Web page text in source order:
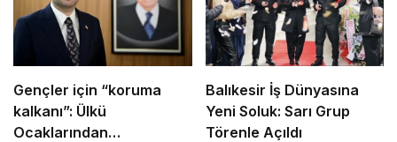
Gençler için “koruma
kalkanı”: Ülkü
Ocaklarından
Balıkesir İş Dünyasına
Yeni Soluk: Sarı Grup
Törenle Açıldı